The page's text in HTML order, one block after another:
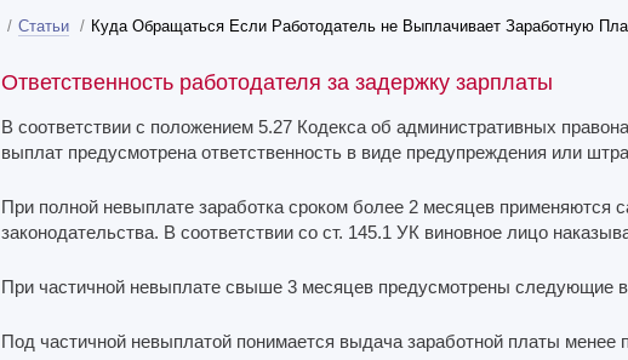
/ Статьи / Куда Обращаться Если Работодатель не Выплачивает Заработную
Ответственность работодателя за задержку зарплаты
В соответствии с положением 5.27 Кодекса об административных
выплат предусмотрена ответственность в виде предупреждения или
При полной невыплате заработка сроком более 2 месяцев применяются
законодательства. В соответствии со ст. 145.1 УК виновное лицо
При частичной невыплате свыше 3 месяцев предусмотрены следующие
Под частичной невыплатой понимается выдача заработной платы менее